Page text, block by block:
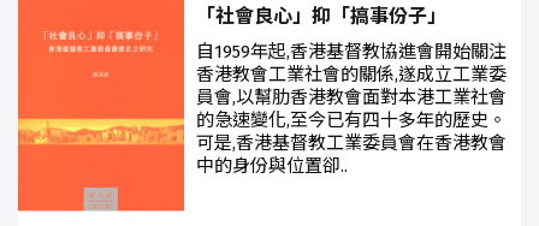
「社會良心」抑「搞事份子」
自1959年起,香港基督教協進會開始關注
香港教會工業社會的關係,遂成立工業委
員會,以幫肋香港教會面對本港工業社會
的急速變化,至今已有四十多年的歷史。
可是,香港基督教工業委員會在香港教會
中的身份與位置卻..